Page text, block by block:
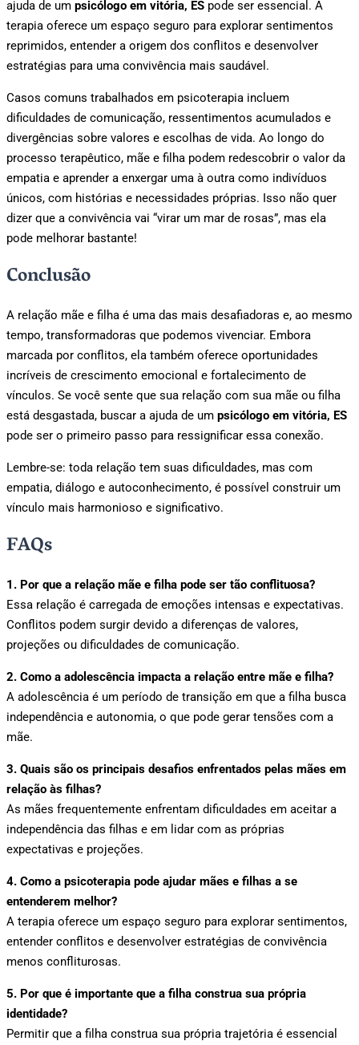
ajuda de um psicólogo em vitória, ES pode ser essencial. A
terapia oferece um espaço seguro para explorar sentimentos
reprimidos, entender a origem dos conflitos e desenvolver
estratégias para uma convivência mais saudável.
Casos comuns trabalhados em psicoterapia incluem
dificuldades de comunicação, ressentimentos acumulados e
divergências sobre valores e escolhas de vida. Ao longo do
processo terapêutico, mãe e filha podem redescobrir o valor da
empatia e aprender a enxergar uma à outra como indivíduos
únicos, com histórias e necessidades próprias. Isso não quer
dizer que a convivência vai “virar um mar de rosas”, mas ela
pode melhorar bastante!
Conclusão
A relação mãe e filha é uma das mais desafiadoras e, ao mesmo
tempo, transformadoras que podemos vivenciar. Embora
marcada por conflitos, ela também oferece oportunidades
incríveis de crescimento emocional e fortalecimento de
vínculos. Se você sente que sua relação com sua mãe ou filha
está desgastada, buscar a ajuda de um psicólogo em vitória, ES
pode ser o primeiro passo para ressignificar essa conexão.
Lembre-se: toda relação tem suas dificuldades, mas com
empatia, diálogo e autoconhecimento, é possível construir um
vínculo mais harmonioso e significativo.
FAQs
1. Por que a relação mãe e filha pode ser tão conflituosa?
Essa relação é carregada de emoções intensas e expectativas.
Conflitos podem surgir devido a diferenças de valores,
projeções ou dificuldades de comunicação.
2. Como a adolescência impacta a relação entre mãe e filha?
A adolescência é um período de transição em que a filha busca
independência e autonomia, o que pode gerar tensões com a
mãe.
3. Quais são os principais desafios enfrentados pelas mães em
relação às filhas?
As mães frequentemente enfrentam dificuldades em aceitar a
independência das filhas e em lidar com as próprias
expectativas e projeções.
4. Como a psicoterapia pode ajudar mães e filhas a se
entenderem melhor?
A terapia oferece um espaço seguro para explorar sentimentos,
entender conflitos e desenvolver estratégias de convivência
menos confliturosas.
5. Por que é importante que a filha construa sua própria
identidade?
Permitir que a filha construa sua própria trajetória é essencial